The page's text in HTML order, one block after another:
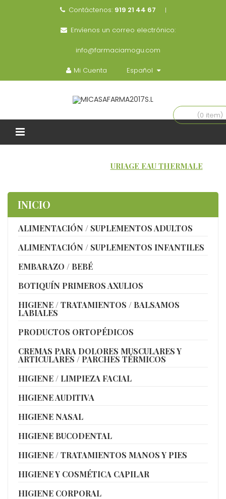
Contáctenos: 919 21 44 67
Envíenos un correo electrónico:
info@farmaciamogu.com
Mi Cuenta Español
(0 item)
URIAGE EAU THERMALE
INICIO
ALIMENTACIÓN / SUPLEMENTOS ADULTOS
ALIMENTACIÓN / SUPLEMENTOS INFANTILES
EMBARAZO / BEBÉ
BOTIQUÍN PRIMEROS AXULIOS
HIGIENE / TRATAMIENTOS / BALSAMOS
LABIALES
PRODUCTOS ORTOPÉDICOS
CREMAS PARA DOLORES MUSCULARES Y
ARTICULARES / PARCHES TÉRMICOS
HIGIENE / LIMPIEZA FACIAL
HIGIENE AUDITIVA
HIGIENE NASAL
HIGIENE BUCODENTAL
HIGIENE / TRATAMIENTOS MANOS Y PIES
HIGIENE Y COSMÉTICA CAPILAR
HIGIENE CORPORAL